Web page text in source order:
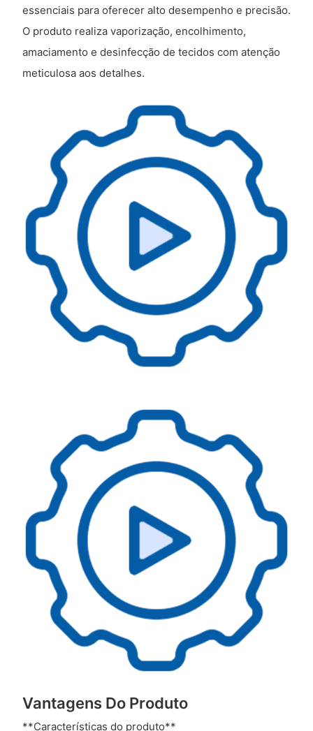
essenciais para oferecer alto desempenho e precisão.
O produto realiza vaporização, encolhimento,
amaciamento e desinfecção de tecidos com atenção
meticulosa aos detalhes.
Vantagens Do Produto
**Características do produto**